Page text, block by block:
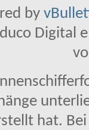
by
Digital
hat.